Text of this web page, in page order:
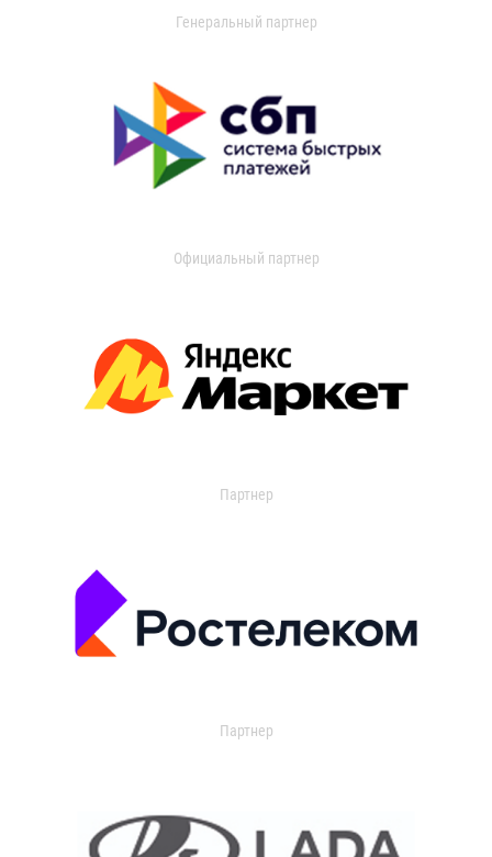
Генеральный партнер
Официальный партнер
Партнер
Партнер